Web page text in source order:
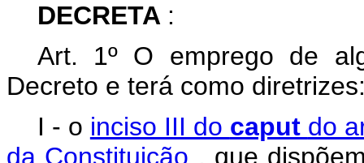
DECRETA :
Art. 1º O emprego de
Decreto e terá como
I - o inciso III do caput do
da Constituição , que